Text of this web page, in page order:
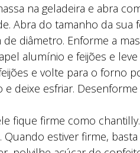
na geladeira e abra
Abra do tamanho da sua
diâmetro. Enforme a
alumínio e feijões e
e volte para o forno
deixe esfriar.
fique firme como
estiver firme,